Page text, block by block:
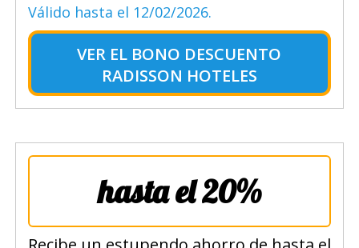
Válido hasta el 12/02/2026.
VER EL BONO DESCUENTO
RADISSON HOTELES
hasta el 20%